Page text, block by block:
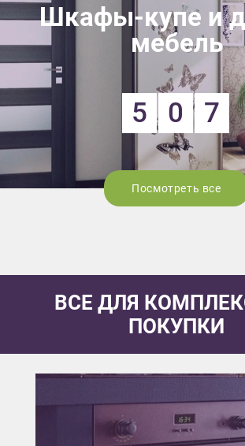
Шкафы-купе и
мебель
5 0 7
Посмотреть все
ВСЕ ДЛЯ
ПОКУПКИ